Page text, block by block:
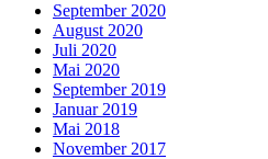
September 2020
August 2020
Juli 2020
Mai 2020
September 2019
Januar 2019
Mai 2018
November 2017